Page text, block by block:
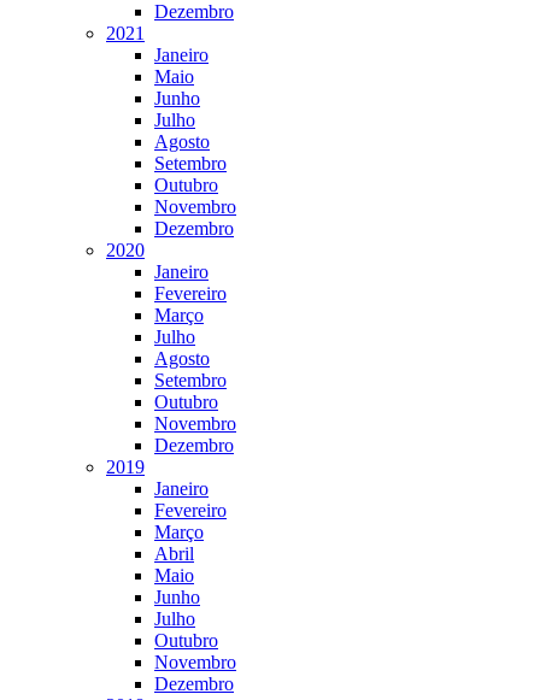
Dezembro
2021
Janeiro
Maio
Junho
Julho
Agosto
Setembro
Outubro
Novembro
Dezembro
2020
Janeiro
Fevereiro
Março
Julho
Agosto
Setembro
Outubro
Novembro
Dezembro
2019
Janeiro
Fevereiro
Março
Abril
Maio
Junho
Julho
Outubro
Novembro
Dezembro